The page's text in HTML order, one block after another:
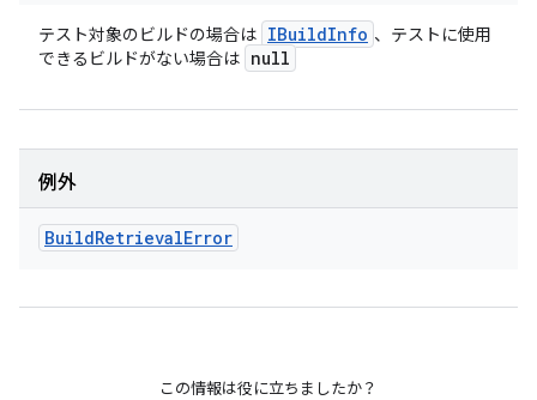
テスト対象のビルドの場合は IBuildInfo 、テストに使用
できるビルドがない場合は null
例外
BuildRetrievalError
この情報は役に立ちましたか？